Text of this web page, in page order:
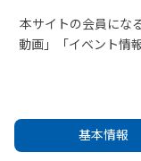
本サイトの会員にな
動画」「イベント情
基本情報